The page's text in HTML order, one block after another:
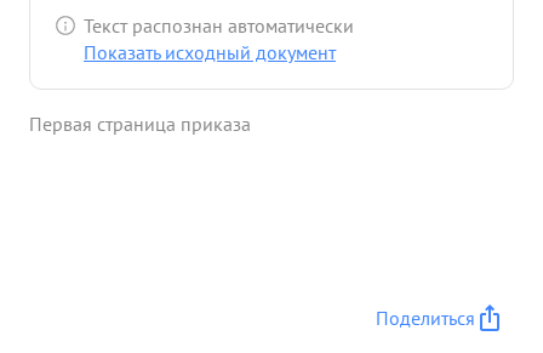
фвелян в расположении передовых наших частей.
Вторично попал на фронт Отечественной войным
работы, эскадрилья произведа 122 успешных
награждено личного состава орденами и
Текст распознан автоматически
Показать исходный документ
Первая страница приказа
Поделиться